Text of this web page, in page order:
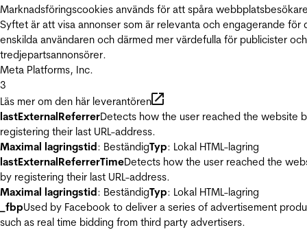
Marknadsföringscookies används för att spåra
Syftet är att visa annonser som är relevanta och engagerande för
enskilda användaren och därmed mer värdefulla för publicister och
tredjepartsannonsörer.
Meta Platforms, Inc.
3
Läs mer om den här leverantören
lastExternalReferrerDetects how the user reached the website
registering their last URL-address.
Maximal lagringstid: BeständigTyp: Lokal HTML-lagring
lastExternalReferrerTimeDetects how the user reached the
by registering their last URL-address.
Maximal lagringstid: BeständigTyp: Lokal HTML-lagring
_fbpUsed by Facebook to deliver a series of advertisement
such as real time bidding from third party advertisers.